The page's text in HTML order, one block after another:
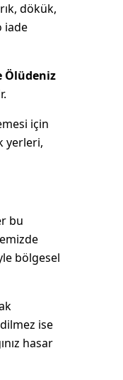
dökük,
iade
Ölüdeniz
için
yerleri,
bu
bölgesel
ise
hasar